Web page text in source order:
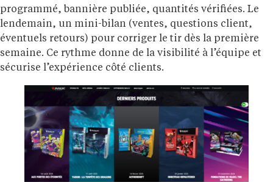
programmé, bannière publiée, quantités vérifiées. Le
lendemain, un mini-bilan (ventes, questions client,
éventuels retours) pour corriger le tir dès la première
semaine. Ce rythme donne de la visibilité à l’équipe et
sécurise l’expérience côté clients.